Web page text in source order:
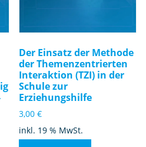
Der Einsatz der Methode
der Themenzentrierten
Interaktion (TZI) in der
Schule zur
Erziehungshilfe
3,00€
inkl. 19 % MwSt.